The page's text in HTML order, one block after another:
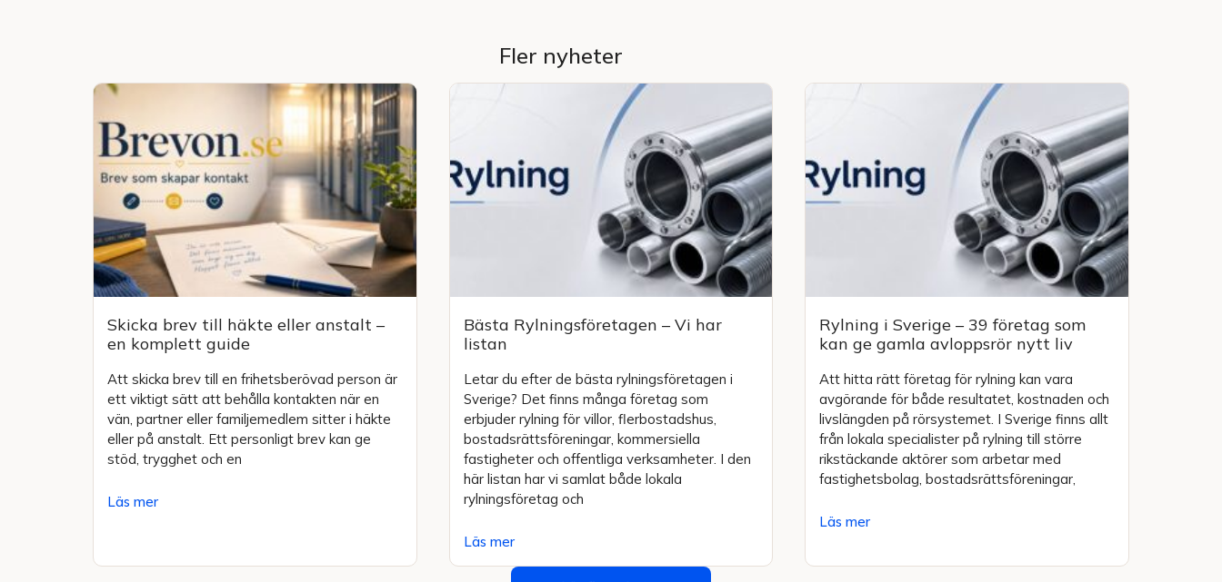
Fler nyheter
Skicka brev till häkte eller anstalt –
en komplett guide
Att skicka brev till en frihetsberövad person är
ett viktigt sätt att behålla kontakten när en
vän, partner eller familjemedlem sitter i häkte
eller på anstalt. Ett personligt brev kan ge
stöd, trygghet och en
Läs mer
Bästa Rylningsföretagen – Vi har
listan
Letar du efter de bästa rylningsföretagen i
Sverige? Det finns många företag som
erbjuder rylning för villor, flerbostadshus,
bostadsrättsföreningar, kommersiella
fastigheter och offentliga verksamheter. I den
här listan har vi samlat både lokala
rylningsföretag och
Läs mer
Rylning i Sverige – 39 företag som
kan ge gamla avloppsrör nytt liv
Att hitta rätt företag för rylning kan vara
avgörande för både resultatet, kostnaden och
livslängden på rörsystemet. I Sverige finns allt
från lokala specialister på rylning till större
rikstäckande aktörer som arbetar med
fastighetsbolag, bostadsrättsföreningar,
Läs mer